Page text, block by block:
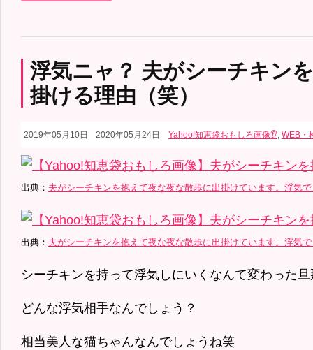
浮気ニャ？ 夫がシーチキン
掛ける理由（笑）
2019年05月10日 2020年05月24日 Yahoo!知恵袋おもしろ画像👂, WEB・
出典： 夫がシーチキンを抱えて夜な夜な散歩に出掛けています。浮気
出典： 夫がシーチキンを抱えて夜な夜な散歩に出掛けています。浮気
シーチキンを持って浮気しにいくなんて変わった
どんな浮気相手なんでしょう？
相当美人な猫ちゃんなんでしょうね笑